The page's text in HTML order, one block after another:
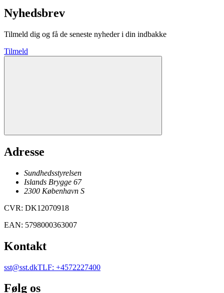
Nyhedsbrev
Tilmeld dig og få de seneste nyheder i din indbakke
Tilmeld
Adresse
Sundhedsstyrelsen
Islands Brygge 67
2300 København S
CVR: DK12070918
EAN: 5798000363007
Kontakt
sst@sst.dkTLF: +4572227400
Følg os